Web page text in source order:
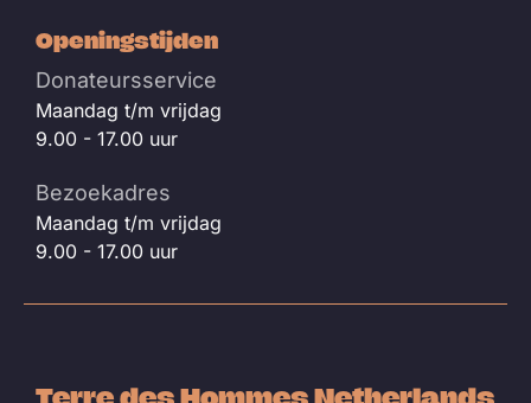
Openingstijden
Donateursservice
Maandag t/m vrijdag
9.00 - 17.00 uur
Bezoekadres
Maandag t/m vrijdag
9.00 - 17.00 uur
Terre des Hommes Netherlands